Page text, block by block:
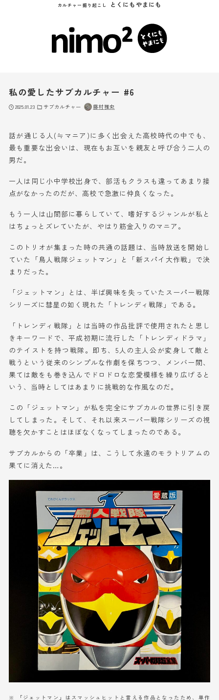
カルチャー掘り起こし とくにもやまにも
私の愛したサブカルチャー #6
2025.01.23 サブカルチャー 藤村雅史
話が通じる人(≒マニア)に多く出会えた高校時代の中でも、
最も重要な出会いは、現在もお互いを親友と呼び合う二人の
男だ。
一人は同じ小中学校出身で、部活もクラスも違ってあまり接
点がなかったのだが、高校で急激に仲良くなった。
もう一人は山間部に暮らしていて、嗜好するジャンルが私と
はちょっとズレていたが、やはり筋金入りのマニア。
このトリオが集まった時の共通の話題は、当時放送を開始し
ていた「鳥人戦隊ジェットマン」と「新スパイ大作戦」で決
まりだった。
「ジェットマン」とは、半ば興味を失っていたスーパー戦隊
シリーズに彗星の如く現れた「トレンディ戦隊」である。
「トレンディ戦隊」とは当時の作品批評で使用されたと思し
きキーワードで、平成初期に流行した「トレンディドラマ」
のテイストを持つ戦隊。即ち、5人の主人公が変身して敵と
戦うという従来のシンプルな作劇を保ちつつ、メンバー間、
果ては敵をも巻き込んでドロドロな恋愛模様を繰り広げると
いう、当時としてはあまりに挑戦的な作風なのだ。
この「ジェットマン」が私を完全にサブカルの世界に引き戻
してしまった。そして、それ以来スーパー戦隊シリーズの視
聴を欠かすことはほぼなくなってしまったのである。
サブカルからの「卒業」は、こうして永遠のモラトリアムの
果てに消えた…。
※ 「ジェットマン」はスマッシュヒットと言える作品となったため、単作